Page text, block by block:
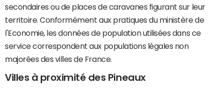
secondaires ou de places de caravanes figurant sur leur
territoire. Conformément aux pratiques du ministère de
l'Economie, les données de population utilisées dans ce
service correspondent aux populations légales non
majorées des villes de France.
Villes à proximité des Pineaux